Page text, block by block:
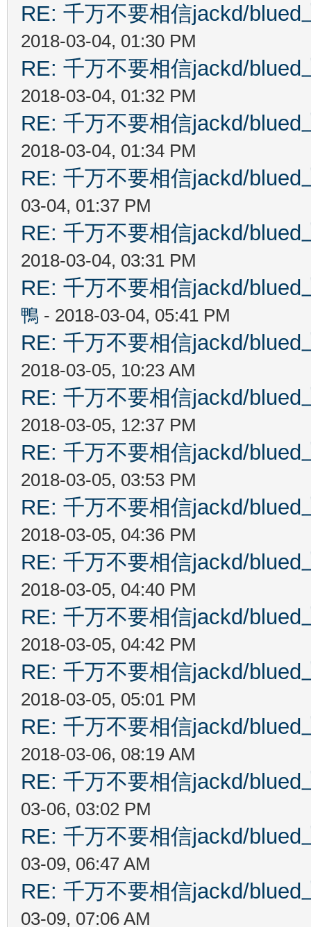
RE: 千万不要相信jackd/
2018-03-04, 01:30 PM
RE: 千万不要相信jackd/
2018-03-04, 01:32 PM
RE: 千万不要相信jackd/
2018-03-04, 01:34 PM
RE: 千万不要相信jackd/
03-04, 01:37 PM
RE: 千万不要相信jackd/
2018-03-04, 03:31 PM
RE: 千万不要相信jackd/
鴨 - 2018-03-04, 05:41 PM
RE: 千万不要相信jackd/
2018-03-05, 10:23 AM
RE: 千万不要相信jackd/
2018-03-05, 12:37 PM
RE: 千万不要相信jackd/
2018-03-05, 03:53 PM
RE: 千万不要相信jackd/
2018-03-05, 04:36 PM
RE: 千万不要相信jackd/
2018-03-05, 04:40 PM
RE: 千万不要相信jackd/
2018-03-05, 04:42 PM
RE: 千万不要相信jackd/
2018-03-05, 05:01 PM
RE: 千万不要相信jackd/
2018-03-06, 08:19 AM
RE: 千万不要相信jackd/
03-06, 03:02 PM
RE: 千万不要相信jackd/
03-09, 06:47 AM
RE: 千万不要相信jackd/
03-09, 07:06 AM